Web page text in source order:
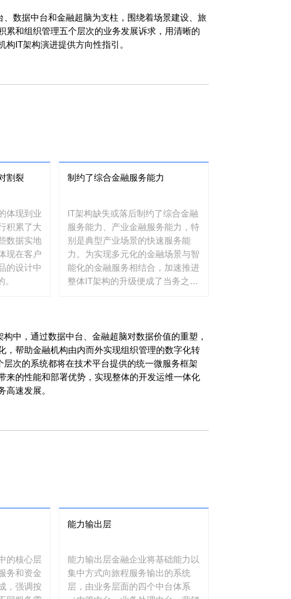
、数据中台和金融超脑为支柱，围绕着场景建设、旅
累和组织管理五个层次的业务发展诉求，用清晰的
构IT架构演进提供方向性指引。
割裂
体现到业
积累了大
数据实地
现在客户
的设计中
制约了综合金融服务能力
IT架构缺失或落后制约了综合金融
服务能力、产业金融服务能力，特
别是典型产业场景的快速服务能
力。为实现多元化的金融场景与智
能化的金融服务相结合，加速推进
整体IT架构的升级便成了当务之
中，通过数据中台、金融超脑对数据价值的重塑，
，帮助金融机构由内而外实现组织管理的数字化转
层次的系统都将在技术平台提供的统一微服务框架
来的性能和部署优势，实现整体的开发运维一体化
高速发展。
的核心层
务和资金
，强调按
能力输出层
能力输出层金融企业将基础能力以
集中方式向旅程服务输出的系统
层，由业务层面的四个中台体系